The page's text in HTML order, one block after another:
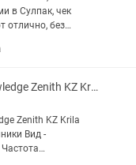
в Сулпак, чек
отлично, без
функция
Наушники Knowledge Zenith KZ Krila черный
Zenith KZ Krila